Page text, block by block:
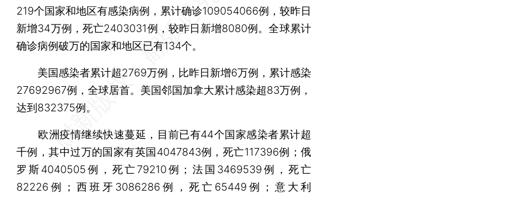
219个国家和地区有感染病例，累计确诊109054066例，较昨日
新增34万例，死亡2403031例，较昨日新增8080例。全球累计
确诊病例破万的国家和地区已有134个。
美国感染者累计超2769万例，比昨日新增6万例，累计感染
27692967例，全球居首。美国邻国加拿大累计感染超83万例，
达到832375例。
欧洲疫情继续快速蔓延，目前已有44个国家感染者累计超
千例，其中过万的国家有英国4047843例，死亡117396例；俄
罗斯4040505例，死亡79210例；法国3469539例，死亡
82226例；西班牙3086286例，死亡65449例；意大利